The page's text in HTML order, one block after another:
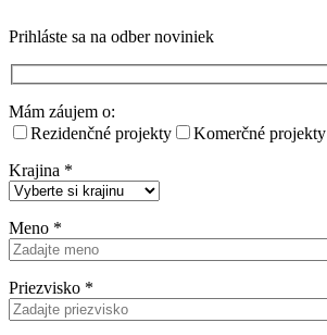
Prihláste sa na odber noviniek
Mám záujem o:
Rezidenčné projekty
Komerčné projekty
Krajina *
Meno *
Priezvisko *